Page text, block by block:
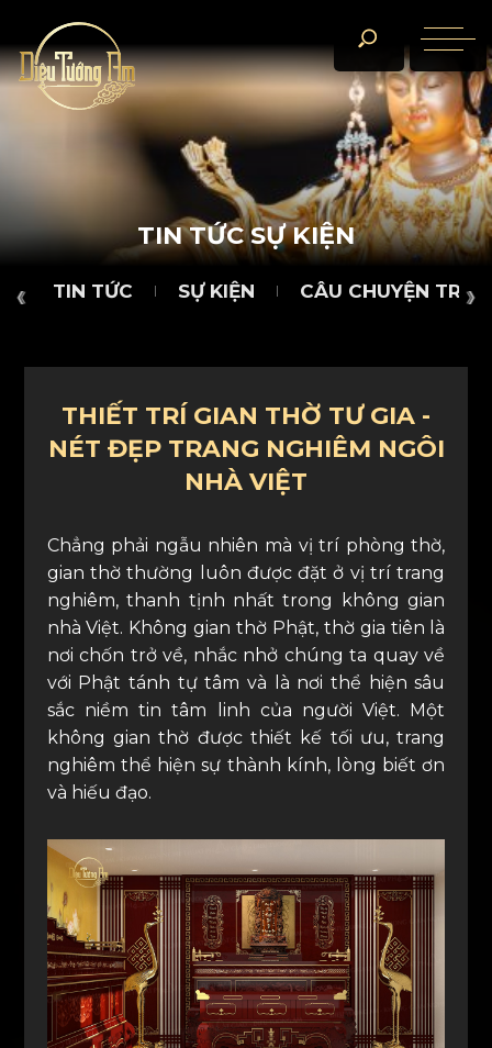
TIN TỨC CÂU CHUYỆN TRÀ ĐÀM
TIN TỨC SỰ KIỆN
TIN TỨC SỰ KIỆN CÂU CHUYỆN TRÀ
THIẾT TRÍ GIAN THỜ TƯ GIA -
NÉT ĐẸP TRANG NGHIÊM NGÔI
NHÀ VIỆT
Chẳng phải ngẫu nhiên mà vị trí phòng thờ,
gian thờ thường luôn được đặt ở vị trí trang
nghiêm, thanh tịnh nhất trong không gian
nhà Việt. Không gian thờ Phật, thờ gia tiên là
nơi chốn trở về, nhắc nhở chúng ta quay về
với Phật tánh tự tâm và là nơi thể hiện sâu
sắc niềm tin tâm linh của người Việt. Một
không gian thờ được thiết kế tối ưu, trang
nghiêm thể hiện sự thành kính, lòng biết ơn
và hiếu đạo.